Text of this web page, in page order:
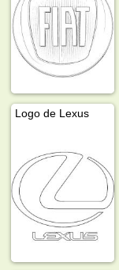
Logo de Lexus